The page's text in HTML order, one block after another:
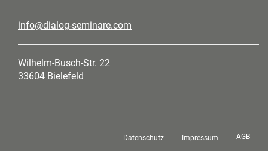
info@dialog-seminare.com
Wilhelm-Busch-Str. 22
33604 Bielefeld
AGB
Impressum
Datenschutz